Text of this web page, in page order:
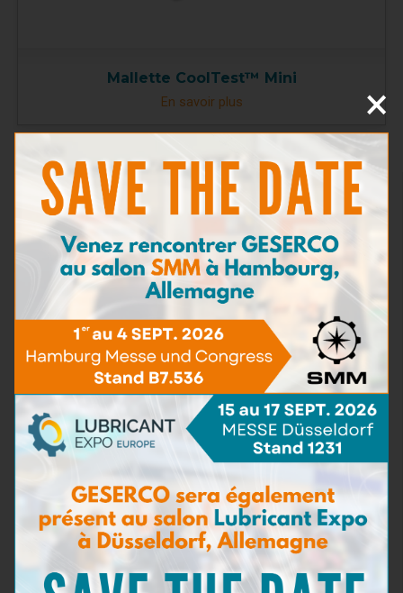
TAN
Teneur en Eau
Viscosité
BN - TBN
Pollution particulaire (5)
Teneur en Fer
Teneur en imbrûlés
Capacité de dispersion
Bactéries & Moisissures
Présence d'eau de mer
Dilution
Densité
Point éclair (2)
Kits de prélèvement
Kits de test pour huiles moteur
Kits de test pour huiles industrielles et
hydrauliques
Kits de test pour fluides d’usinage
Kits de test pour fluides de refroidissement
Kits d'Analyse
Consommables et Réactifs
Accessoires de test
Mallette CoolTest™ Mini
En savoir plus ×